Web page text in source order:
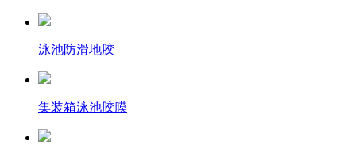
泳池防滑地胶
集装箱泳池胶膜